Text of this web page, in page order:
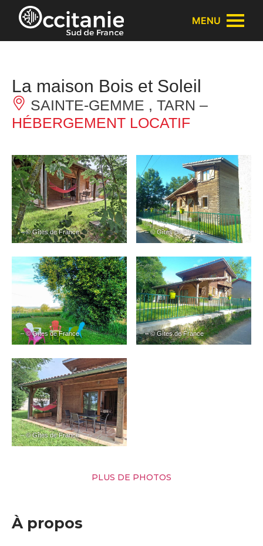
Panneau de gestion des cookies
MENU
La maison Bois et Soleil
SAINTE-GEMME , TARN –
HÉBERGEMENT LOCATIF
– © Gîtes de France – © Gîtes de France
– © Gîtes de France – © Gîtes de France
– © Gîtes de France
PLUS DE PHOTOS
À propos